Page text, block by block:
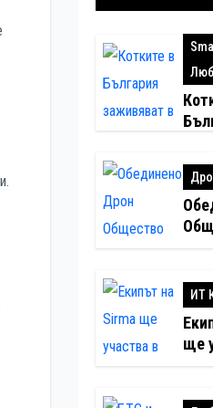
патентни
световен
ИТ
ще